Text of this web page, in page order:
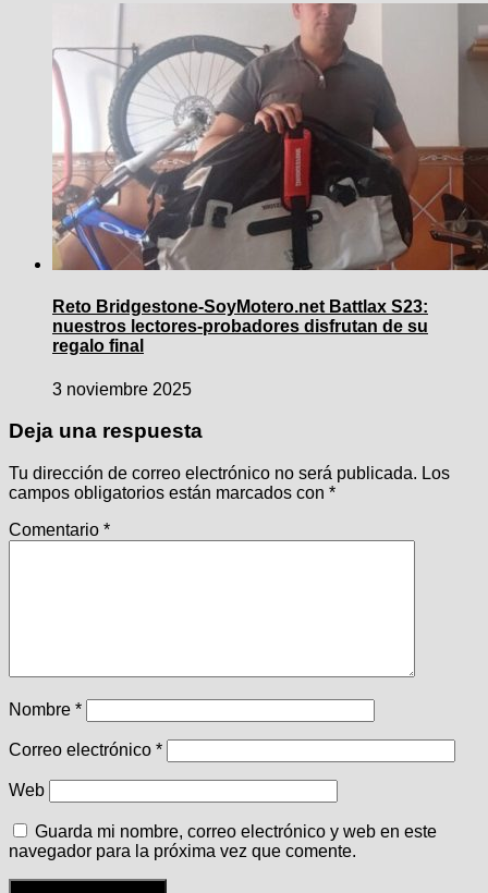
Reto Bridgestone-SoyMotero.net Battlax S23:
nuestros lectores-probadores disfrutan de su
regalo final
3 noviembre 2025
Deja una respuesta
Tu dirección de correo electrónico no será publicada. Los
campos obligatorios están marcados con *
Comentario *
Nombre *
Correo electrónico *
Web
Guarda mi nombre, correo electrónico y web en este
navegador para la próxima vez que comente.